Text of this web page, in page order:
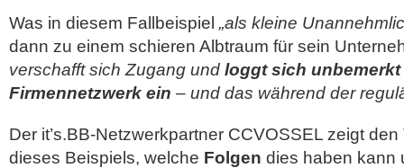
Was in diesem Fallbeispiel „als kleine
dann zu einem schieren Albtraum für sein
verschafft sich Zugang und loggt sich unbemerkt
Firmennetzwerk ein – und das während der
Der it’s.BB-Netzwerkpartner CCVOSSEL zeigt
dieses Beispiels, welche Folgen dies haben kann